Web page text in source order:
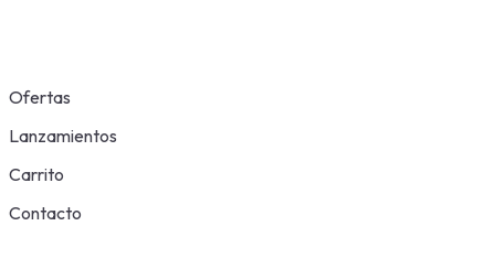
Ofertas
Lanzamientos
Carrito
Contacto